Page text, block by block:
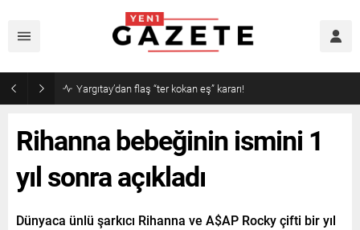
Yargıtay’dan flaş “ter kokan eş” kararı!
Rihanna bebeğinin ismini 1
yıl sonra açıkladı
Dünyaca ünlü şarkıcı Rihanna ve A$AP Rocky çifti bir yıl